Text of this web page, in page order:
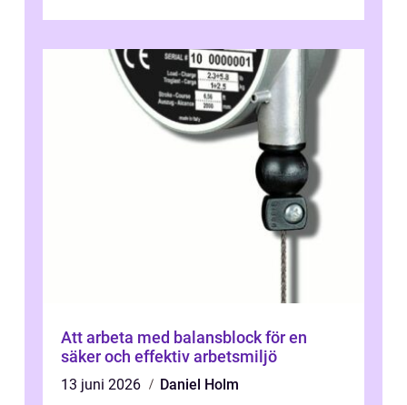
Att arbeta med balansblock för en
säker och effektiv arbetsmiljö
13 juni 2026
Daniel Holm